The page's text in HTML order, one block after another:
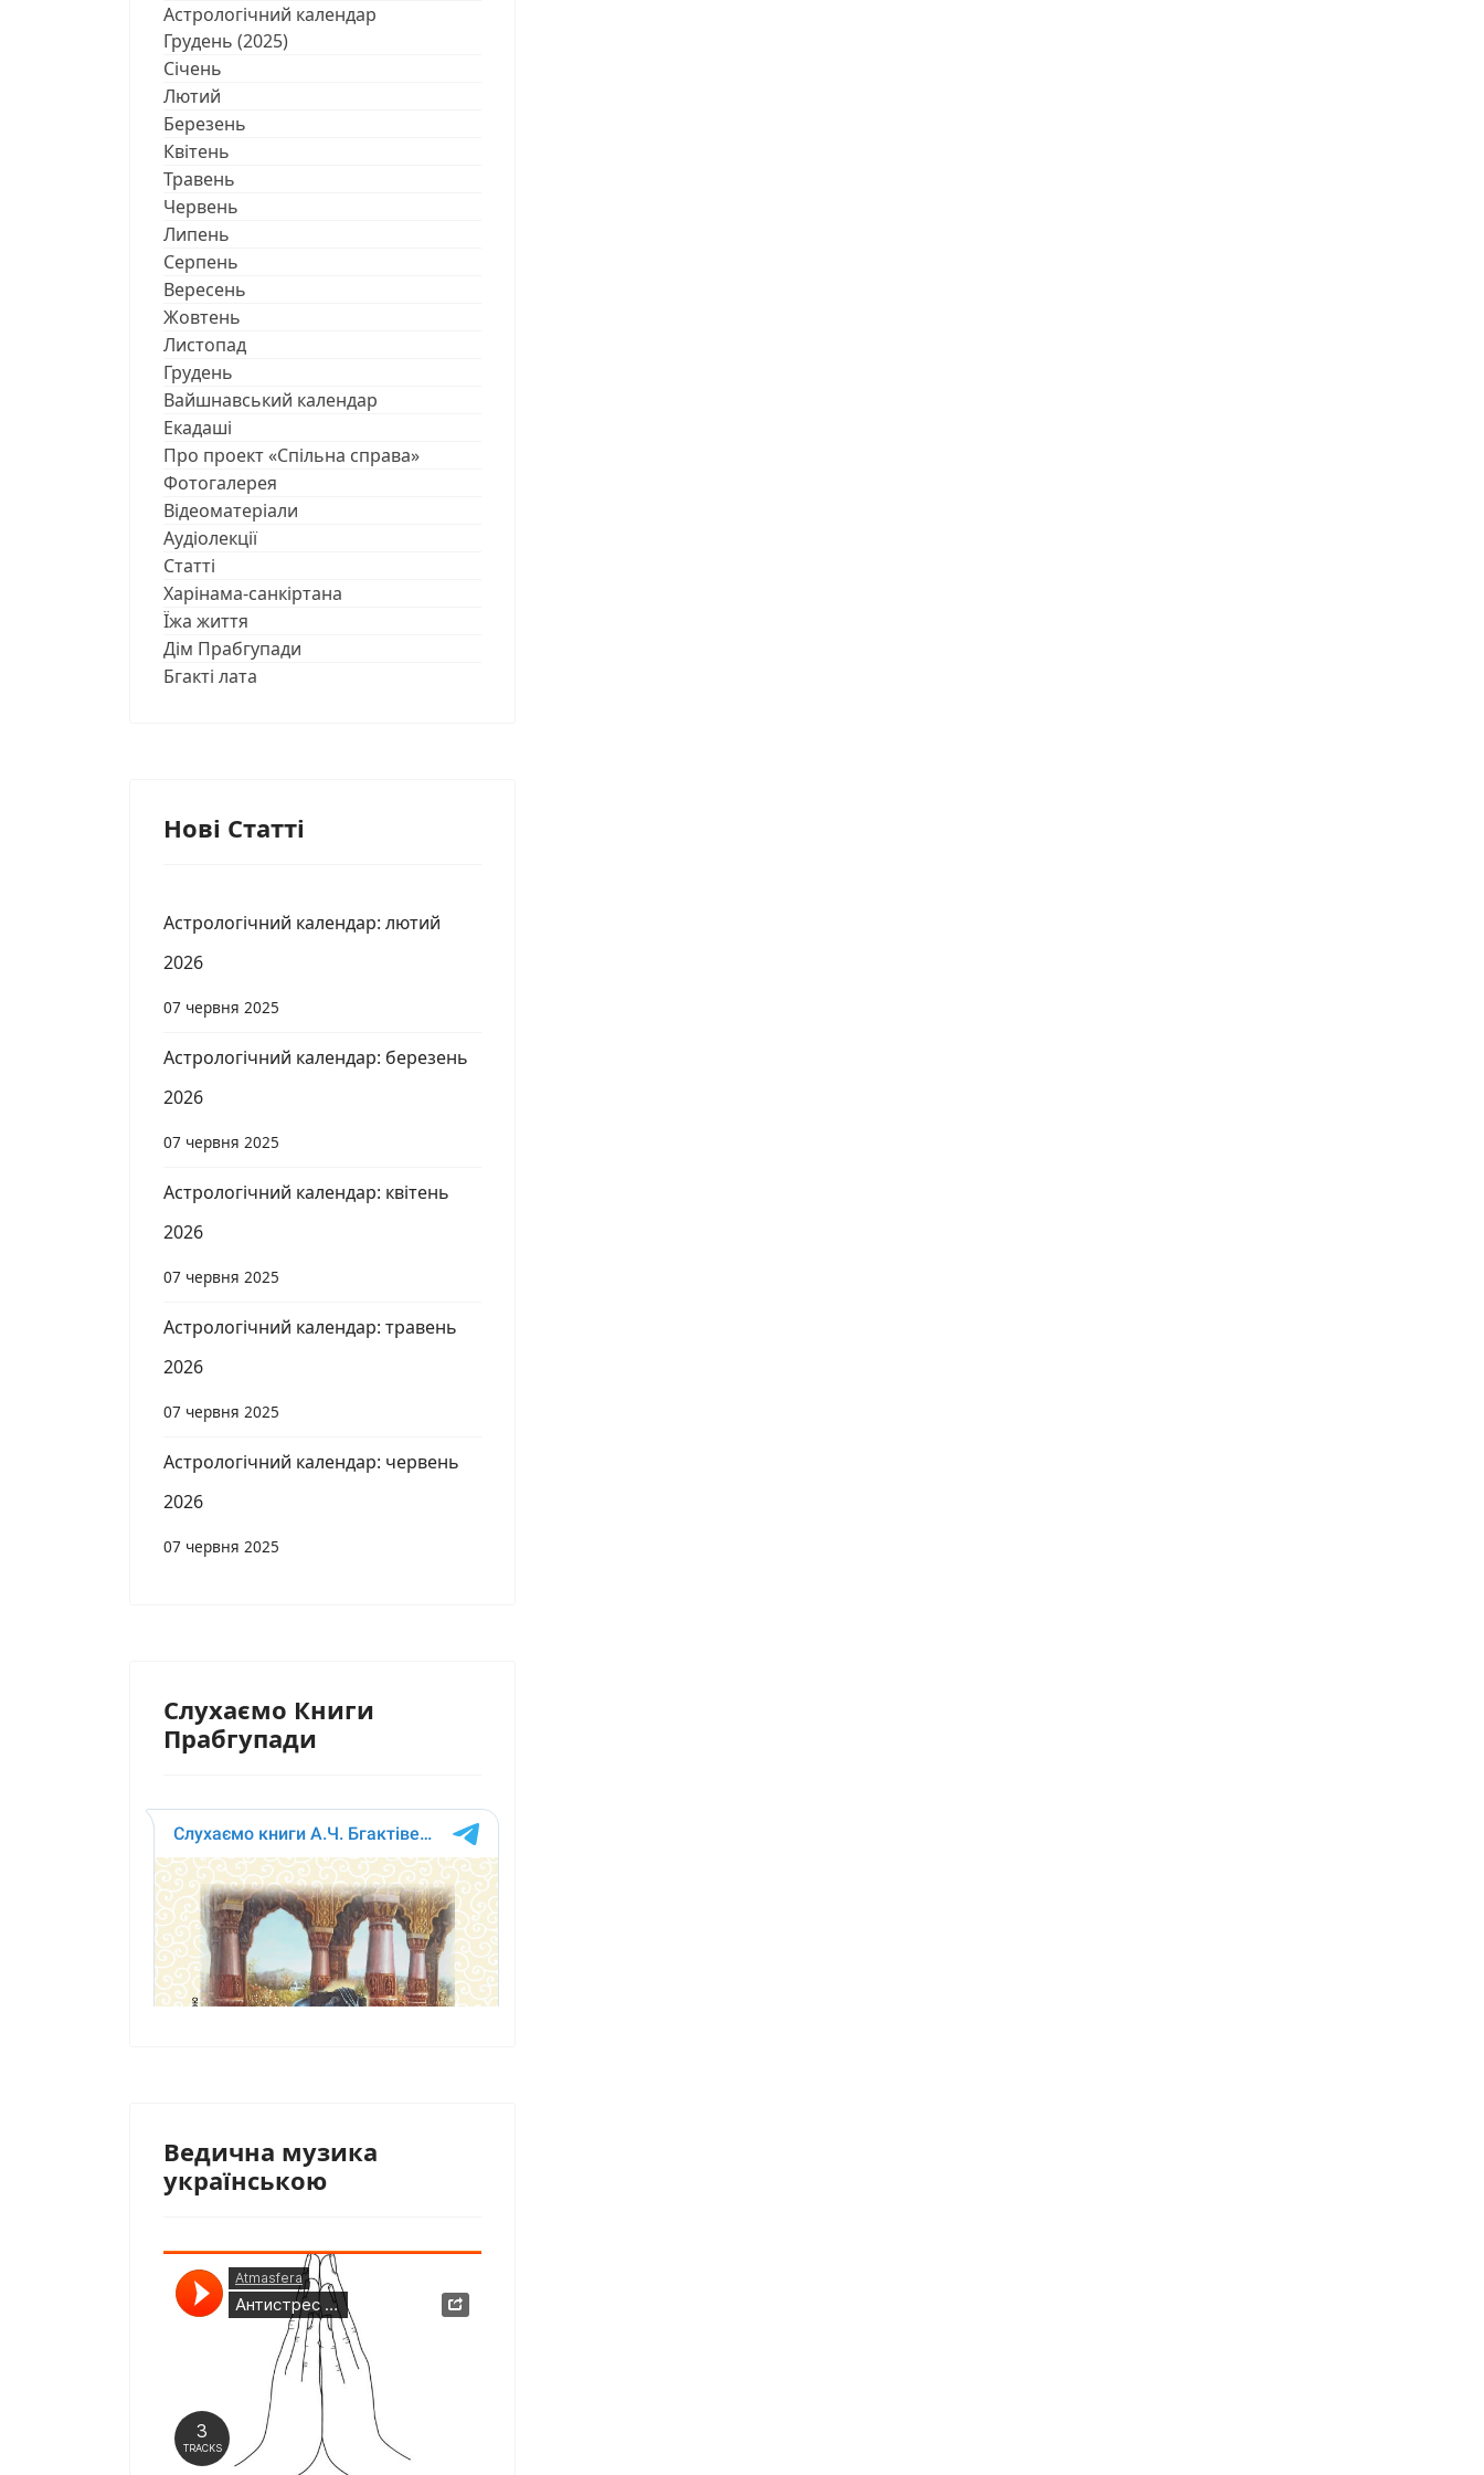
Астрологічний календар
Грудень (2025)
Січень
Лютий
Березень
Квітень
Травень
Червень
Липень
Серпень
Вересень
Жовтень
Листопад
Грудень
Вайшнавський календар
Екадаші
Про проект «Спільна справа»
Фотогалерея
Відеоматеріали
Аудіолекції
Статті
Харінама-санкіртана
Їжа життя
Дім Прабгупади
Бгакті лата
Нові Статті
Астрологічний календар: лютий
2026
07 червня 2025
Астрологічний календар: березень
2026
07 червня 2025
Астрологічний календар: квітень
2026
07 червня 2025
Астрологічний календар: травень
2026
07 червня 2025
Астрологічний календар: червень
2026
07 червня 2025
Слухаємо Книги
Прабгупади
Ведична музика
українською